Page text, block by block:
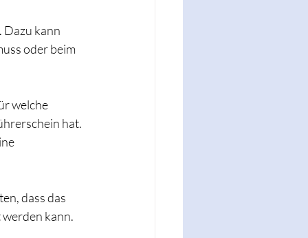
Dazu kann
oder beim
welche
hat.
dass das
kann.